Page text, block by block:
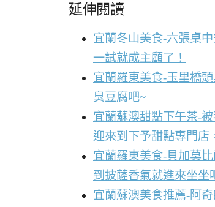
延伸閱讀
宜蘭冬山美食-六張桌
一試就成主顧了！
宜蘭羅東美食-玉里橋
臭豆腐吧~
宜蘭蘇澳甜點下午茶-
迎來到下予甜點專門店
宜蘭羅東美食-貝加莫
到披薩香氣就進來坐坐
宜蘭蘇澳美食推薦-阿